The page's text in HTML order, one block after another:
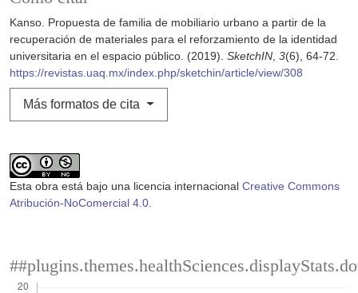
Kanso. Propuesta de familia de mobiliario urbano a partir de la
recuperación de materiales para el reforzamiento de la identidad
universitaria en el espacio público. (2019). SketchIN, 3(6), 64-72.
https://revistas.uaq.mx/index.php/sketchin/article/view/308
Más formatos de cita
Esta obra está bajo una licencia internacional Creative Commons
Atribución-NoComercial 4.0.